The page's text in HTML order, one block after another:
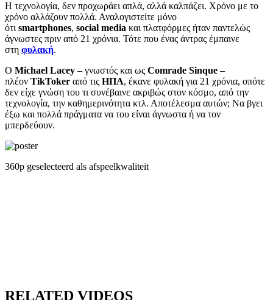
Η τεχνολογία, δεν προχωράει απλά, αλλά καλπάζει. Χρόνο με το
χρόνο αλλάζουν πολλά. Αναλογιστείτε μόνο
ότι smartphones, social media και πλατφόρμες ήταν παντελώς
άγνωστες πριν από 21 χρόνια. Τότε που ένας άντρας έμπαινε
στη φυλακή.
Ο Michael Lacey – γνωστός και ως Comrade Sinque –
πλέον TikToker από τις ΗΠΑ, έκανε φυλακή για 21 χρόνια, οπότε
δεν είχε γνώση του τι συνέβαινε ακριβώς στον κόσμο, από την
τεχνολογία, την καθημερινότητα κτλ. Αποτέλεσμα αυτών; Να βγει
έξω και πολλά πράγματα να του είναι άγνωστα ή να τον
μπερδεύουν.
360p geselecteerd als afspeelkwaliteit
RELATED VIDEOS